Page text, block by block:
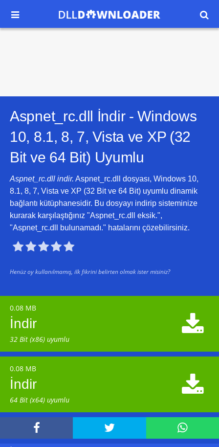
 
Aspnet_rc.dll İndir -Windows
10, 8.1, 8, 7, Vista ve XP (32
Bit ve 64 Bit) Uyumlu
Aspnet_rc.dll indir. Aspnet_rc.dll dosyası, Windows 10,
8.1, 8, 7, Vista ve XP (32 Bit ve 64 Bit) uyumlu dinamik
bağlantı kütüphanesidir. Bu dosyayı indirip sisteminize
kurarak karşılaştığınız "Aspnet_rc.dll eksik.",
"Aspnet_rc.dll bulunamadı." hatalarını çözebilirsiniz.

Henüz oy kullanılmamış, ilk fikrini belirten olmak ister misiniz?
0.08 MB
İndir
32 Bit (x86) uyumlu

0.08 MB
İndir
64 Bit (x64) uyumlu

  